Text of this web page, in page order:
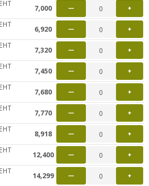
7,000 — +
6,920 — +
7,320 — +
7,450 — +
7,680 — +
7,770 — +
8,918 — +
12,400 — +
14,299 — +